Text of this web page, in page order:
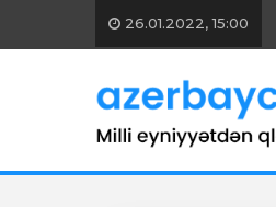
26.01.2022, 15:00